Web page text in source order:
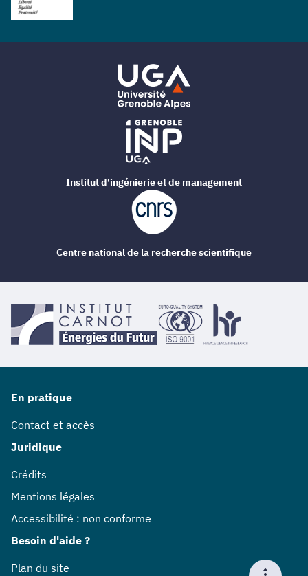
En pratique
Contact et accès
Juridique
Crédits
Mentions légales
Accessibilité : non conforme
Besoin d'aide ?
Plan du site
Institut d'ingénierie et de management
Centre national de la recherche scientifique